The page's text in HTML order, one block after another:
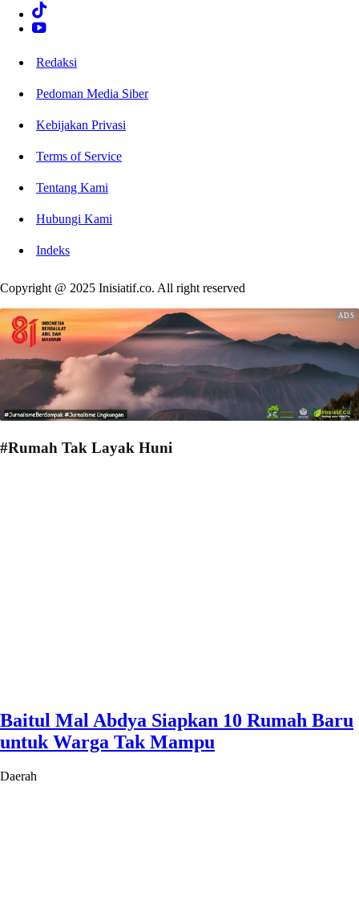
Redaksi
Pedoman Media Siber
Kebijakan Privasi
Terms of Service
Tentang Kami
Hubungi Kami
Indeks
Copyright @ 2025 Inisiatif.co. All right reserved
#Rumah Tak Layak Huni
Baitul Mal Abdya Siapkan 10 Rumah Baru
untuk Warga Tak Mampu
Daerah